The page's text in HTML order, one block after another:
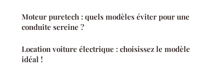
Moteur puretech : quels modèles éviter pour une
conduite sereine ?
Location voiture électrique : choisissez le modèle
idéal !